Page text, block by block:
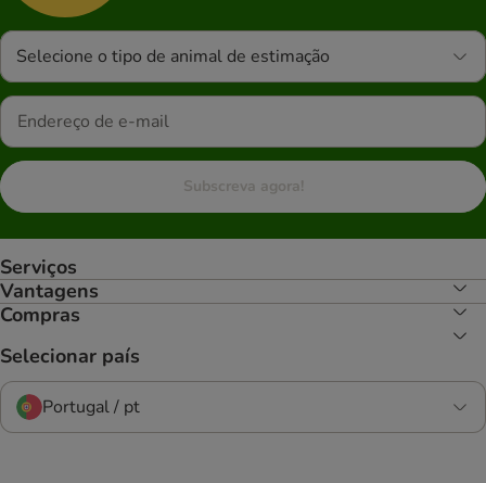
Selecione o tipo de animal de estimação
Subscreva agora!
Serviços
Vantagens
Compras
Selecionar país
Portugal / pt